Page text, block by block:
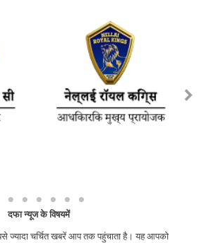
दफा न्यूज के विषयमें
ज्यादा चर्चित खबरें आप तक पहुंचाता है। यह आपको